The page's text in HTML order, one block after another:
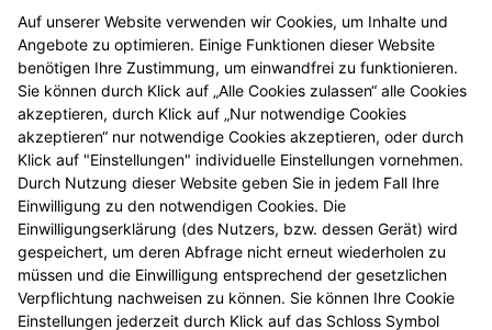
Dieser Inhalt wird erst angezeigt,
sobald Sie die entsprechenden Cookies
akzeptieren.
Auf unserer Website verwenden wir Cookies, um Inhalte und
Angebote zu optimieren. Einige Funktionen dieser Website
benötigen Ihre Zustimmung, um einwandfrei zu funktionieren.
Sie können durch Klick auf „Alle Cookies zulassen“ alle Cookies
akzeptieren, durch Klick auf „Nur notwendige Cookies
akzeptieren“ nur notwendige Cookies akzeptieren, oder durch
Klick auf "Einstellungen" individuelle Einstellungen vornehmen.
Durch Nutzung dieser Website geben Sie in jedem Fall Ihre
Einwilligung zu den notwendigen Cookies. Die
Einwilligungserklärung (des Nutzers, bzw. dessen Gerät) wird
gespeichert, um deren Abfrage nicht erneut wiederholen zu
müssen und die Einwilligung entsprechend der gesetzlichen
Verpflichtung nachweisen zu können. Sie können Ihre Cookie
Einstellungen jederzeit durch Klick auf das Schloss Symbol